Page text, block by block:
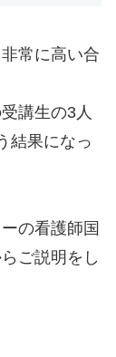
常に高い合
講生の3人
結果になっ
の看護師国
ご説明をし